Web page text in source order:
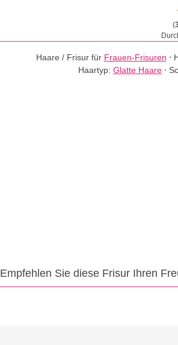
(
Haare / Frisur für Frauen-Frisuren ⋅
Haartyp:Glatte Haare ⋅
Empfehlen Sie diese Frisur Ihren